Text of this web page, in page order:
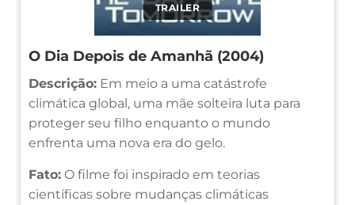
TRAILER
O Dia Depois de Amanhã (2004)
Descrição: Em meio a uma catástrofe
climática global, uma mãe solteira luta para
proteger seu filho enquanto o mundo
enfrenta uma nova era do gelo.
Fato: O filme foi inspirado em teorias
científicas sobre mudanças climáticas